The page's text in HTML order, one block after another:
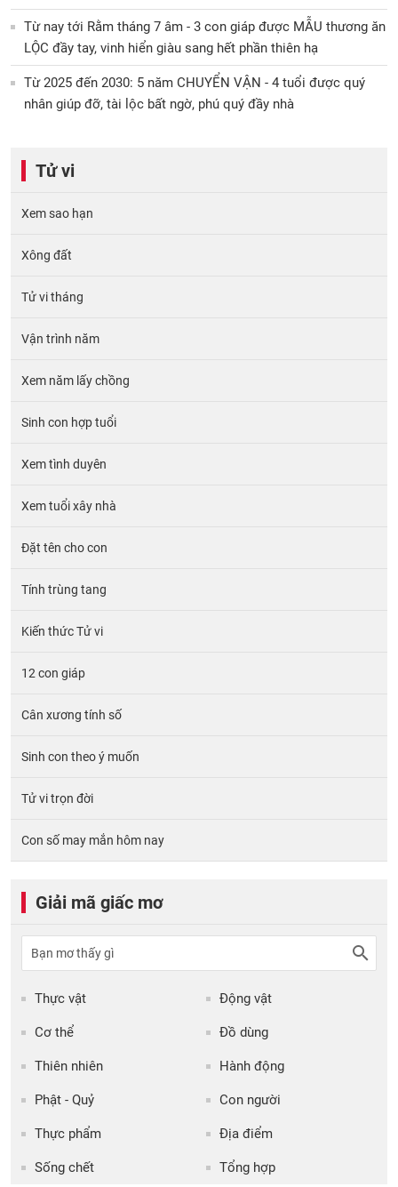
Từ nay tới Rằm tháng 7 âm - 3 con giáp được MẪU thương ăn
LỘC đầy tay, vinh hiển giàu sang hết phần thiên hạ
Từ 2025 đến 2030: 5 năm CHUYỂN VẬN - 4 tuổi được quý
nhân giúp đỡ, tài lộc bất ngờ, phú quý đầy nhà
Tử vi
Xem sao hạn
Xông đất
Tử vi tháng
Vận trình năm
Xem năm lấy chồng
Sinh con hợp tuổi
Xem tình duyên
Xem tuổi xây nhà
Đặt tên cho con
Tính trùng tang
Kiến thức Tử vi
12 con giáp
Cân xương tính số
Sinh con theo ý muốn
Tử vi trọn đời
Con số may mắn hôm nay
Giải mã giấc mơ
Thực vật Động vật
Cơ thể Đồ dùng
Thiên nhiên Hành động
Phật - Quỷ Con người
Thực phẩm Địa điểm
Sống chết Tổng hợp